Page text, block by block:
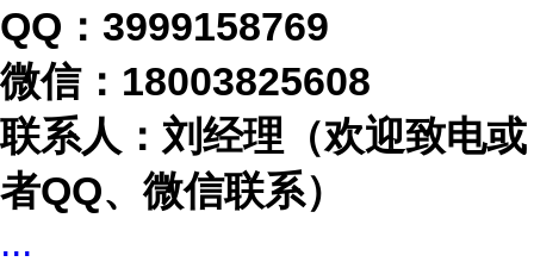
QQ：3999158769
微信： 18003825608
联系人：刘经理（欢迎致电或
者QQ、微信联系）
...